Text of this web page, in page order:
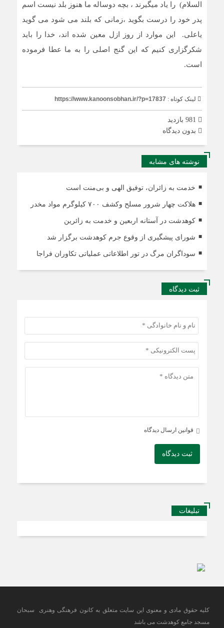
السلام) را یاد میگیرند ، بچه دوساله ما هنوز بلد نیست اسم
پدر خود را درست بگوید ،زمانی که بلند می شود می گوید
یاعلی. این موارد از روز ازل معین شده اند، خدا را باید
شکرگزاری کنیم که این گنج اصلی را به ما عطا فرموده
است.
لینک کوتاه : https://www.kanoonsobhan.ir/?p=17837
بدون دیدگاه
نوشته های مشابه
خدمت به زائران، توفیق الهی و بی‌منت است
هلاکت چهار شرور مسلح وکشف ۷۰۰ کیلوگرم مواد مخدر
کوهدشت در آستانه اربعین و خدمت‌ به زائرین
شورای پیشگیری از وقوع جرم کوهدشت برگزار شد
سوداگران مرگ در تور اطلاعاتی عملیاتی تکاوران فراجا
ثبت دیدگاه
قوانین ارسال دیدگاه
ثبت دیدگاه
تبلیغات
کلیه حقوق مادی و معنوی این سایت متعلق به کانون فرهنگی وهنری سبحان
مسجد جامع کوهدشت می باشد